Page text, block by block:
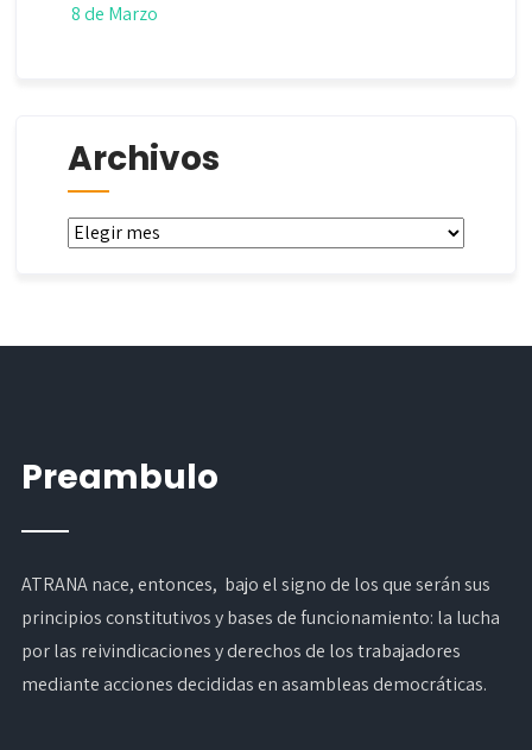
8 de Marzo
Archivos
Archivos
Preambulo
ATRANA nace, entonces, bajo el signo de los que serán sus
principios constitutivos y bases de funcionamiento: la lucha
por las reivindicaciones y derechos de los trabajadores
mediante acciones decididas en asambleas democráticas.